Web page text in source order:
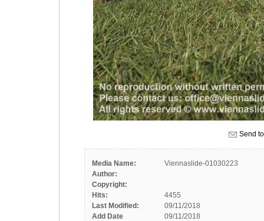
Send
Media Name:
Viennaslide-01030223
Author:
Copyright:
Hits:
4455
Last Modified:
09/11/2018
Add Date
09/11/2018